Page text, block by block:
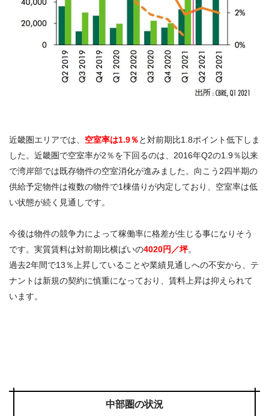
近畿圏エリアでは、 空室率は1.9％と対前期比1.8ポイント低下しま
した。近畿圏で空室率が2％を下回るのは、2016年Q2の1.9％以来
で湾岸部では既存物件の空室消化が進みました。向こう2四半期の
供給予定物件は複数の物件で1棟借りが内定しており、空室率は低
い状態が続く見通しです。
今後は物件の競争力によって稼働率に格差が生じる事になりそう
です。実質賃料は対前期比横ばいの4020円／坪。
過去2年間で13％上昇していることや業績見通しへの不安から、テ
ナントは新規の契約に慎重になっており、賃料上昇は抑えられて
います。
中部圏の状況